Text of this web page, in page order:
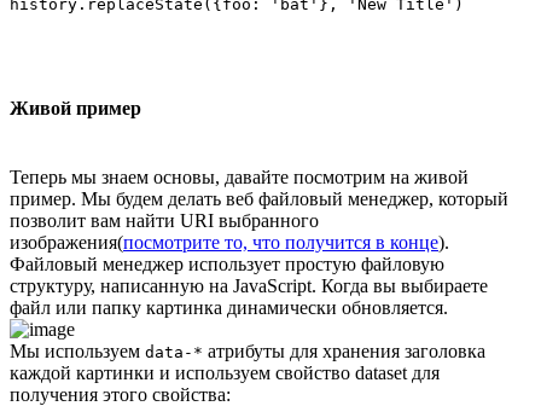
Живой пример
Теперь мы знаем основы, давайте посмотрим на живой
пример. Мы будем делать веб файловый менеджер, который
позволит вам найти URI выбранного
изображения(посмотрите то, что получится в конце).
Файловый менеджер использует простую файловую
структуру, написанную на JavaScript. Когда вы выбираете
файл или папку картинка динамически обновляется.
Мы используем data-* атрибуты для хранения заголовка
каждой картинки и используем свойство dataset для
получения этого свойства: